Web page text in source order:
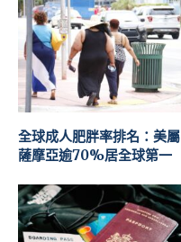
全球成人肥胖率排名：美屬
薩摩亞逾70%居全球第一